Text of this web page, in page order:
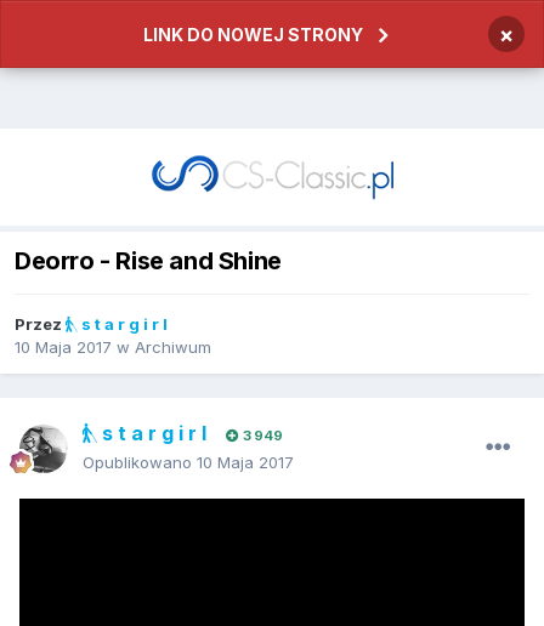
LINK DO NOWEJ STRONY ×
Deorro - Rise and Shine
Przez
s t a r g i r l
10 Maja 2017 w Archiwum
s t a r g i r l 3 949
Opublikowano 10 Maja 2017